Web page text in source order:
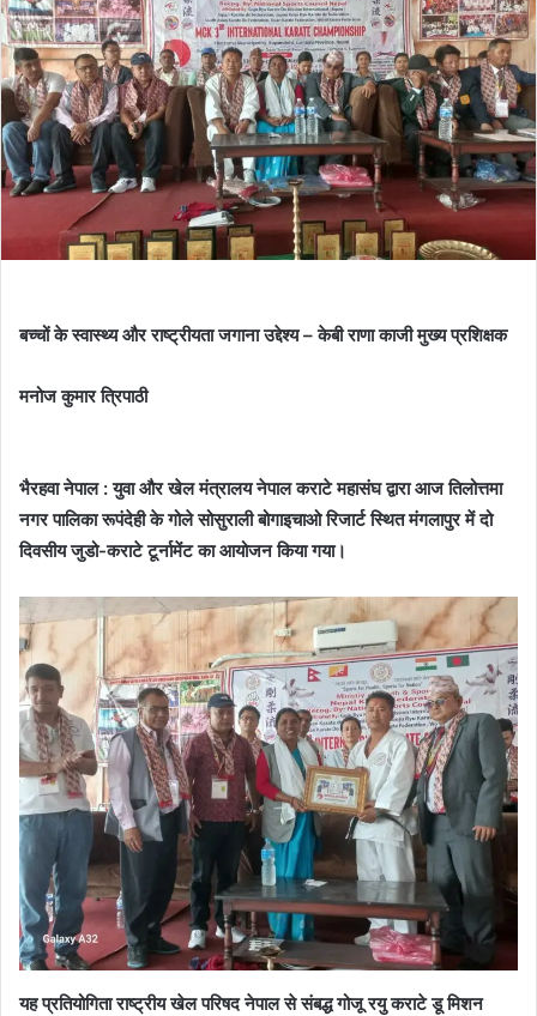
बच्चों के स्वास्थ्य और राष्ट्रीयता जगाना उद्देश्य – केबी राणा काजी मुख्य प्रशिक्षक
मनोज कुमार त्रिपाठी
भैरहवा नेपाल : युवा और खेल मंत्रालय नेपाल कराटे महासंघ द्वारा आज तिलोत्तमा
नगर पालिका रूपंदेही के गोले सोसुराली बोगाइचाओ रिजार्ट स्थित मंगलापुर में दो
दिवसीय जुडो-कराटे टूर्नामेंट का आयोजन किया गया।
यह प्रतियोगिता राष्ट्रीय खेल परिषद नेपाल से संबद्ध गोजू रयु कराटे डू मिशन